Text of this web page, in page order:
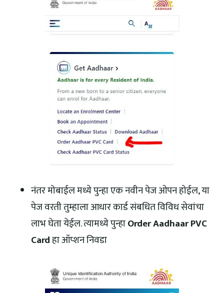
नंतर मोबाईल मध्ये पुन्हा एक नवीन पेज ओपन होईल, या
पेज वरती तुम्हाला आधार कार्ड संबधित विविध सेवांचा
लाभ घेता येईल. त्यामध्ये पुन्हाOrder Aadhaar PVC
Cardहा ऑप्शन निवडा